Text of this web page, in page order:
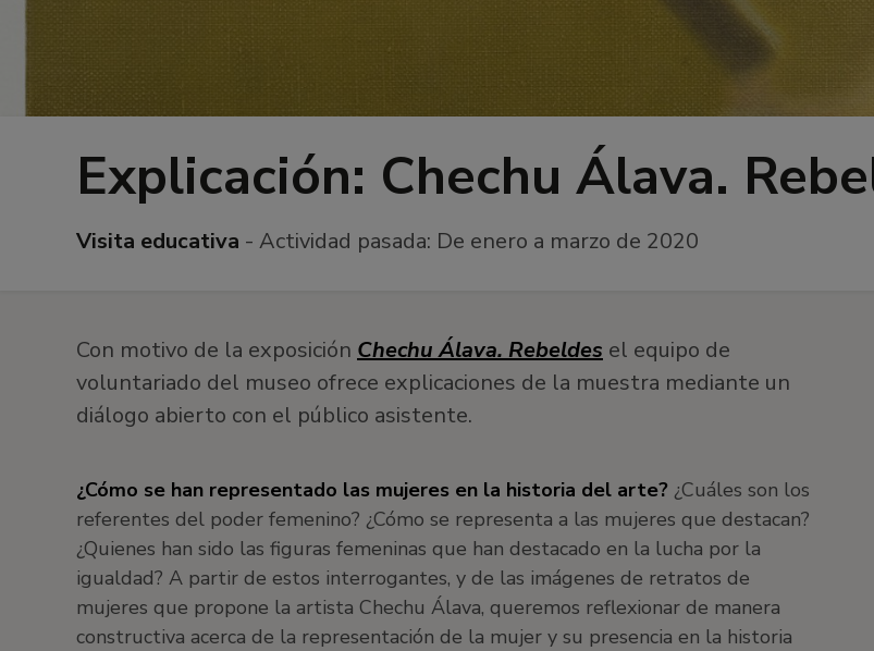
Explicación: Chechu Álava.
Visita educativa - Actividad pasada: De enero a marzo de 2020
Con motivo de la exposición Chechu Álava. Rebeldes el equipo de
voluntariado del museo ofrece explicaciones de la muestra mediante un
diálogo abierto con el público asistente.
¿Cómo se han representado las mujeres en la historia del arte? ¿Cuáles son los
referentes del poder femenino? ¿Cómo se representa a las mujeres que destacan?
¿Quienes han sido las figuras femeninas que han destacado en la lucha por la
igualdad? A partir de estos interrogantes, y de las imágenes de retratos de
mujeres que propone la artista Chechu Álava, queremos reflexionar de manera
constructiva acerca de la representación de la mujer y su presencia en la historia